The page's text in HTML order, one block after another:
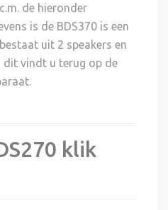
de hieronder
is de BDS370 is een
uit 2 speakers en
dit vindt u terug op de
klik